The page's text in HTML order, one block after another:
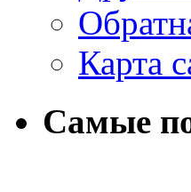
Карта
Самые